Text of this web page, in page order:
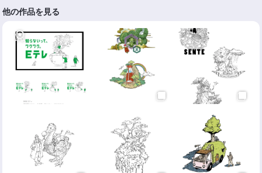
他の作品を見る